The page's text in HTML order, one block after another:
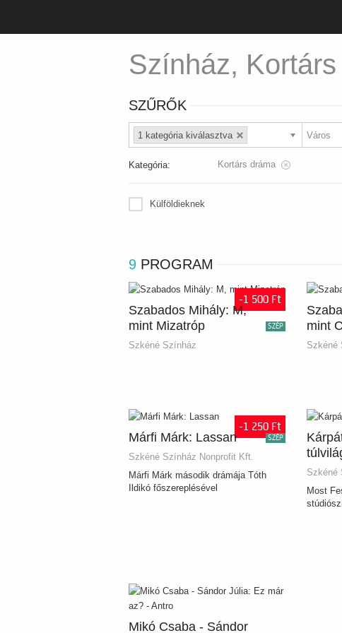
Színház,
SZŰRŐK
1 kategória kiválasztva
Kategória: Kortárs dráma
Külföldieknek
9 PROGRAM
-1 500 Ft
Szabados Mihály: M,
mint Mizatróp
SZÉP
Szkéné Színház
mint
Szkéné
-1 250 Ft
Márfi Márk: Lassan SZÉP
Szkéné Színház Nonprofit Kft.
Márfi Márk második drámája Tóth
Ildikó főszereplésével
Szkéné
Most
Mikó Csaba - Sándor